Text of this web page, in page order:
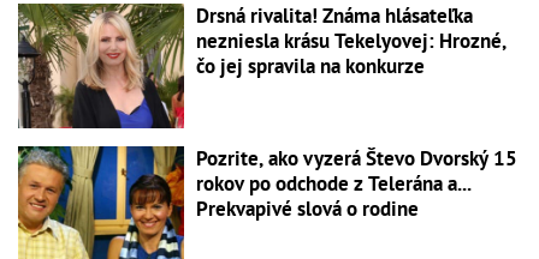
Drsná rivalita! Známa hlásateľka
nezniesla krásu Tekelyovej: Hrozné,
čo jej spravila na konkurze
Pozrite, ako vyzerá Števo Dvorský 15
rokov po odchode z Telerána a...
Prekvapivé slová o rodine